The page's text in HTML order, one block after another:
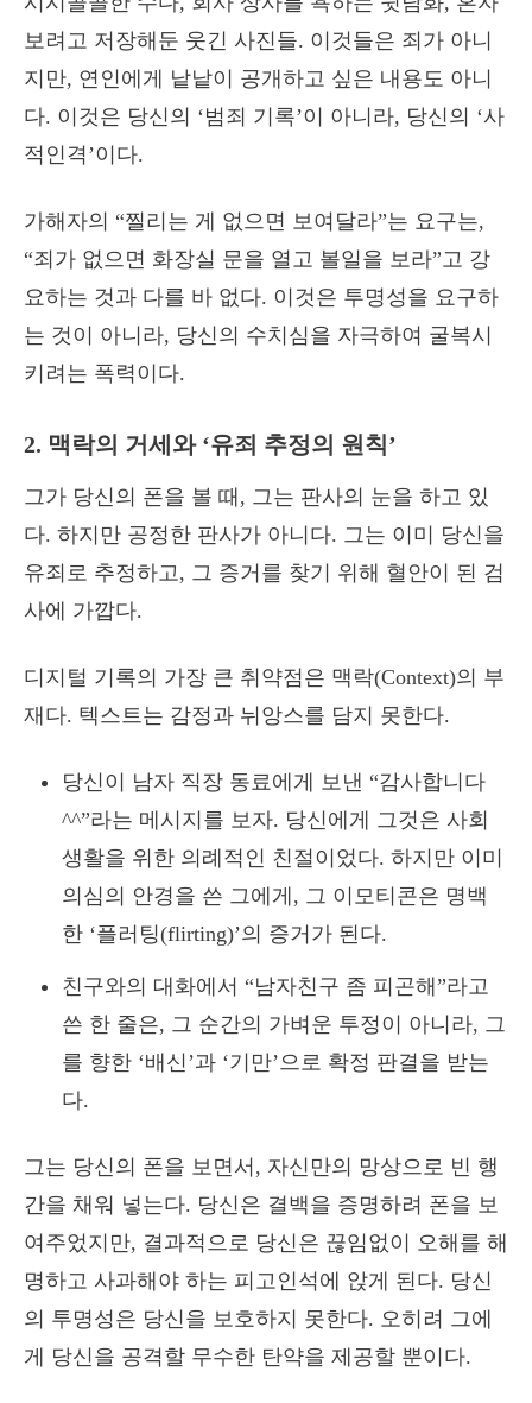
보려고 저장해둔 웃긴 사진들. 이것들은 죄가 아니
지만, 연인에게 낱낱이 공개하고 싶은 내용도 아니
다. 이것은 당신의 ‘범죄 기록’이 아니라, 당신의 ‘사
적인격’이다.
가해자의 “찔리는 게 없으면 보여달라”는 요구는,
“죄가 없으면 화장실 문을 열고 볼일을 보라”고 강
요하는 것과 다를 바 없다. 이것은 투명성을 요구하
는 것이 아니라, 당신의 수치심을 자극하여 굴복시
키려는 폭력이다.
2. 맥락의 거세와 ‘유죄 추정의 원칙’
그가 당신의 폰을 볼 때, 그는 판사의 눈을 하고 있
다. 하지만 공정한 판사가 아니다. 그는 이미 당신을
유죄로 추정하고, 그 증거를 찾기 위해 혈안이 된 검
사에 가깝다.
디지털 기록의 가장 큰 취약점은 맥락(Context)의 부
재다. 텍스트는 감정과 뉘앙스를 담지 못한다.
당신이 남자 직장 동료에게 보낸 “감사합니다
^^”라는 메시지를 보자. 당신에게 그것은 사회
생활을 위한 의례적인 친절이었다. 하지만 이미
의심의 안경을 쓴 그에게, 그 이모티콘은 명백
한 ‘플러팅(flirting)’의 증거가 된다.
친구와의 대화에서 “남자친구 좀 피곤해”라고
쓴 한 줄은, 그 순간의 가벼운 투정이 아니라, 그
를 향한 ‘배신’과 ‘기만’으로 확정 판결을 받는
다.
그는 당신의 폰을 보면서, 자신만의 망상으로 빈 행
간을 채워 넣는다. 당신은 결백을 증명하려 폰을 보
여주었지만, 결과적으로 당신은 끊임없이 오해를 해
명하고 사과해야 하는 피고인석에 앉게 된다. 당신
의 투명성은 당신을 보호하지 못한다. 오히려 그에
게 당신을 공격할 무수한 탄약을 제공할 뿐이다.